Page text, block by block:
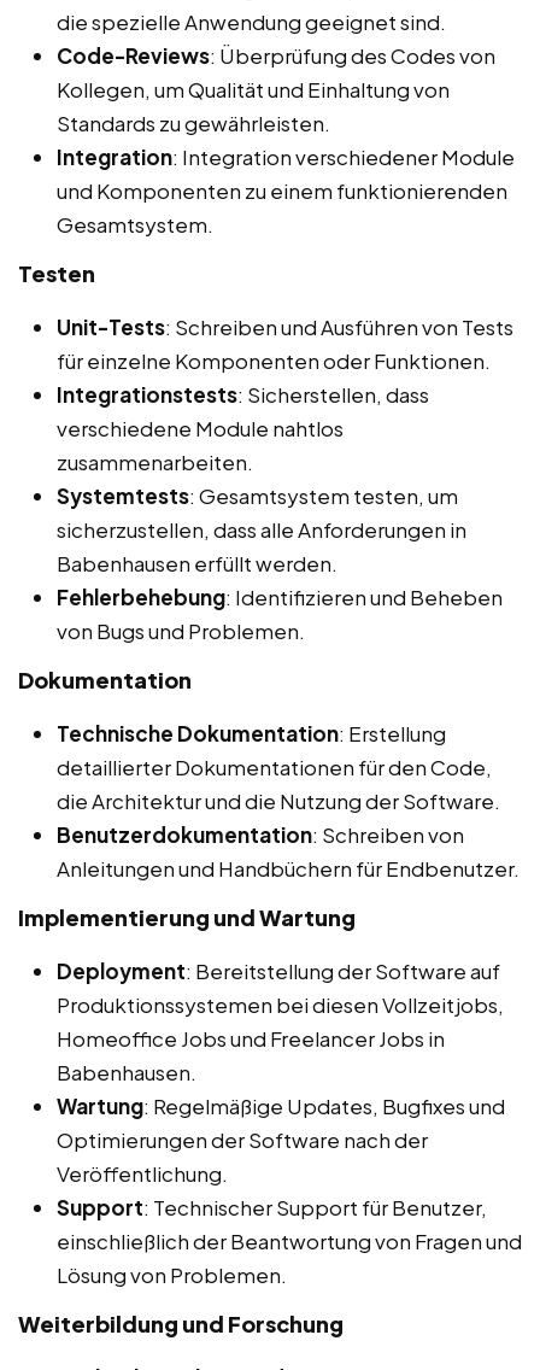
die spezielle Anwendung geeignet sind.
Code-Reviews: Überprüfung des Codes von
Kollegen, um Qualität und Einhaltung von
Standards zu gewährleisten.
Integration: Integration verschiedener Module
und Komponenten zu einem funktionierenden
Gesamtsystem.
Testen
Unit-Tests: Schreiben und Ausführen von Tests
für einzelne Komponenten oder Funktionen.
Integrationstests: Sicherstellen, dass
verschiedene Module nahtlos
zusammenarbeiten.
Systemtests: Gesamtsystem testen, um
sicherzustellen, dass alle Anforderungen in
Babenhausen erfüllt werden.
Fehlerbehebung: Identifizieren und Beheben
von Bugs und Problemen.
Dokumentation
Technische Dokumentation: Erstellung
detaillierter Dokumentationen für den Code,
die Architektur und die Nutzung der Software.
Benutzerdokumentation: Schreiben von
Anleitungen und Handbüchern für Endbenutzer.
Implementierung und Wartung
Deployment: Bereitstellung der Software auf
Produktionssystemen bei diesen Vollzeitjobs,
Homeoffice Jobs und Freelancer Jobs in
Babenhausen.
Wartung: Regelmäßige Updates, Bugfixes und
Optimierungen der Software nach der
Veröffentlichung.
Support: Technischer Support für Benutzer,
einschließlich der Beantwortung von Fragen und
Lösung von Problemen.
Weiterbildung und Forschung